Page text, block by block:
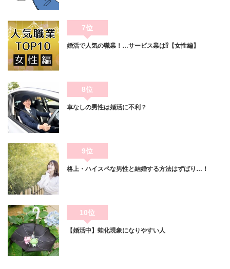
7位
婚活で人気の職業！…サービス業は⁉【女性編】
8位
車なしの男性は婚活に不利？
9位
格上・ハイスペな男性と結婚する方法はずばり…！
10位
【婚活中】蛙化現象になりやすい人